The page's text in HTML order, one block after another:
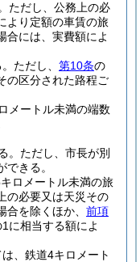
ただし、公務上の必
より定額の車賃の旅
合には、実費額によ
ただし、 第10条の
の区分された路程ご
メートル未満の端数
。 ただし、市長が別
きる。
ロメートル未満の旅
の必要又は天災その
を除くほか、 前項
に相当する額によ
、鉄道4キロメート